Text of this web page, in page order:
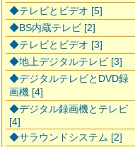
◆テレビとビデオ [5]
◆BS内蔵テレビ [2]
◆テレビとビデオ [3]
◆地上デジタルテレビ [3]
◆デジタルテレビとDVD録
画機 [4]
◆デジタル録画機とテレビ
[4]
◆サラウンドシステム [2]